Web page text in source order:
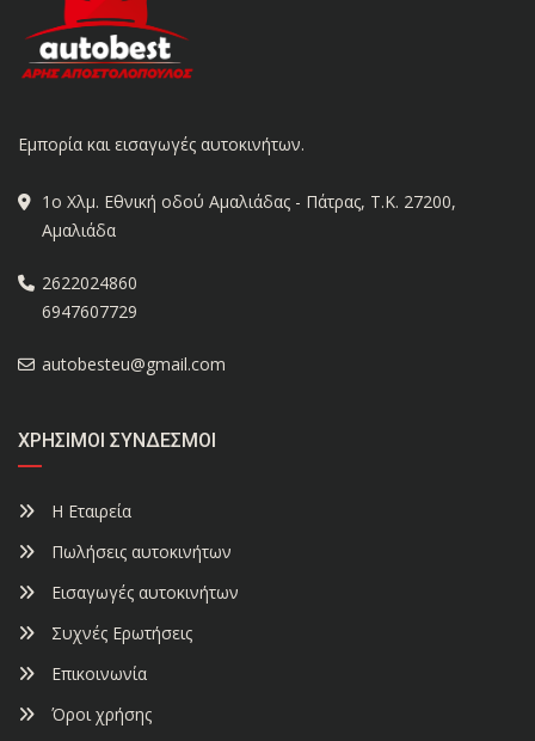
Εμπορία και εισαγωγές αυτοκινήτων.
1ο Χλμ. Εθνική οδού Αμαλιάδας - Πάτρας, Τ.Κ. 27200,
Αμαλιάδα
2622024860
6947607729
autobesteu@gmail.com
ΧΡΉΣΙΜΟΙ ΣΎΝΔΕΣΜΟΙ
Η Εταιρεία
Πωλήσεις αυτοκινήτων
Εισαγωγές αυτοκινήτων
Συχνές Ερωτήσεις
Επικοινωνία
Όροι χρήσης